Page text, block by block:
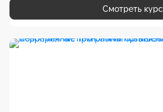
Смотреть курс